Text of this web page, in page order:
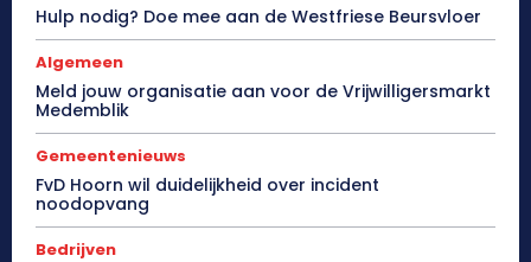
Hulp nodig? Doe mee aan de Westfriese Beursvloer
Algemeen
Meld jouw organisatie aan voor de Vrijwilligersmarkt
Medemblik
Gemeentenieuws
FvD Hoorn wil duidelijkheid over incident
noodopvang
Bedrijven